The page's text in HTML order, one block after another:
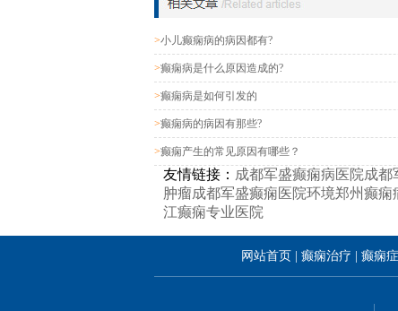
>小儿癫痫病的病因都有?
>癫痫病是什么原因造成的?
>癫痫病是如何引发的
>癫痫病的病因有那些?
>癫痫产生的常见原因有哪些？
友情链接： 成都军盛癫痫病医院成都
肿瘤成都军盛癫痫医院环境郑州癫痫
江癫痫专业医院
网站首页 癫痫治疗 癫痫